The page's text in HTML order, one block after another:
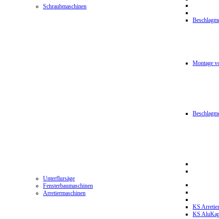
Schraubmaschinen
Montage
Unterflursäge
Fensterbaumaschinen
Arretiermaschinen
KS
KS